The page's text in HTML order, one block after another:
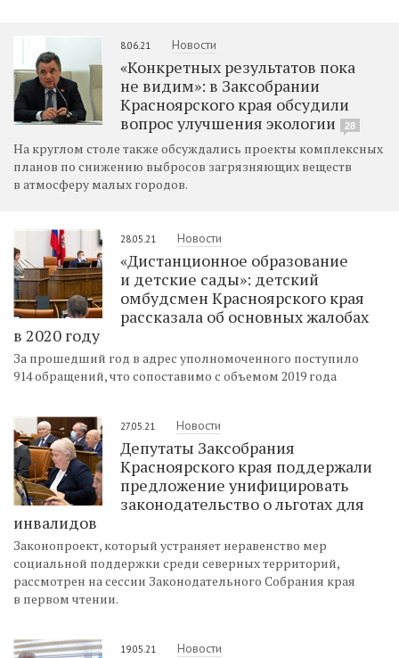
8.06.21 Новости
«Конкретных результатов пока
не видим»: в Заксобрании
Красноярского края обсудили
вопрос улучшения экологии
28
На круглом столе также обсуждались проекты комплексных
планов по снижению выбросов загрязняющих веществ
в атмосферу малых городов.
28.05.21 Новости
«Дистанционное образование
и детские сады»: детский
омбудсмен Красноярского края
рассказала об основных жалобах
в 2020 году
За прошедший год в адрес уполномоченного поступило
914 обращений, что сопоставимо с объемом 2019 года
27.05.21 Новости
Депутаты Заксобрания
Красноярского края поддержали
предложение унифицировать
законодательство о льготах для
инвалидов
Законопроект, который устраняет неравенство мер
социальной поддержки среди северных территорий,
рассмотрен на сессии Законодательного Собрания края
в первом чтении.
19.05.21 Новости